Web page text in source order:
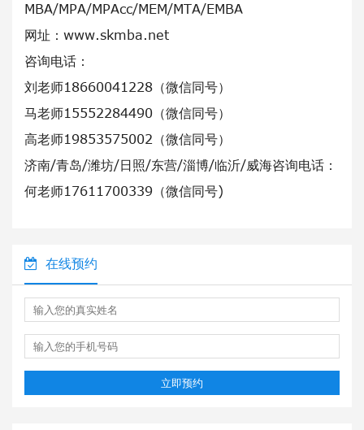
MBA/MPA/MPAcc/MEM/MTA/EMBA
网址：www.skmba.net
咨询电话：
刘老师18660041228（微信同号）
马老师15552284490（微信同号）
高老师19853575002（微信同号）
济南/青岛/潍坊/日照/东营/淄博/临沂/威海咨询电话：
何老师17611700339（微信同号)
在线预约
立即预约